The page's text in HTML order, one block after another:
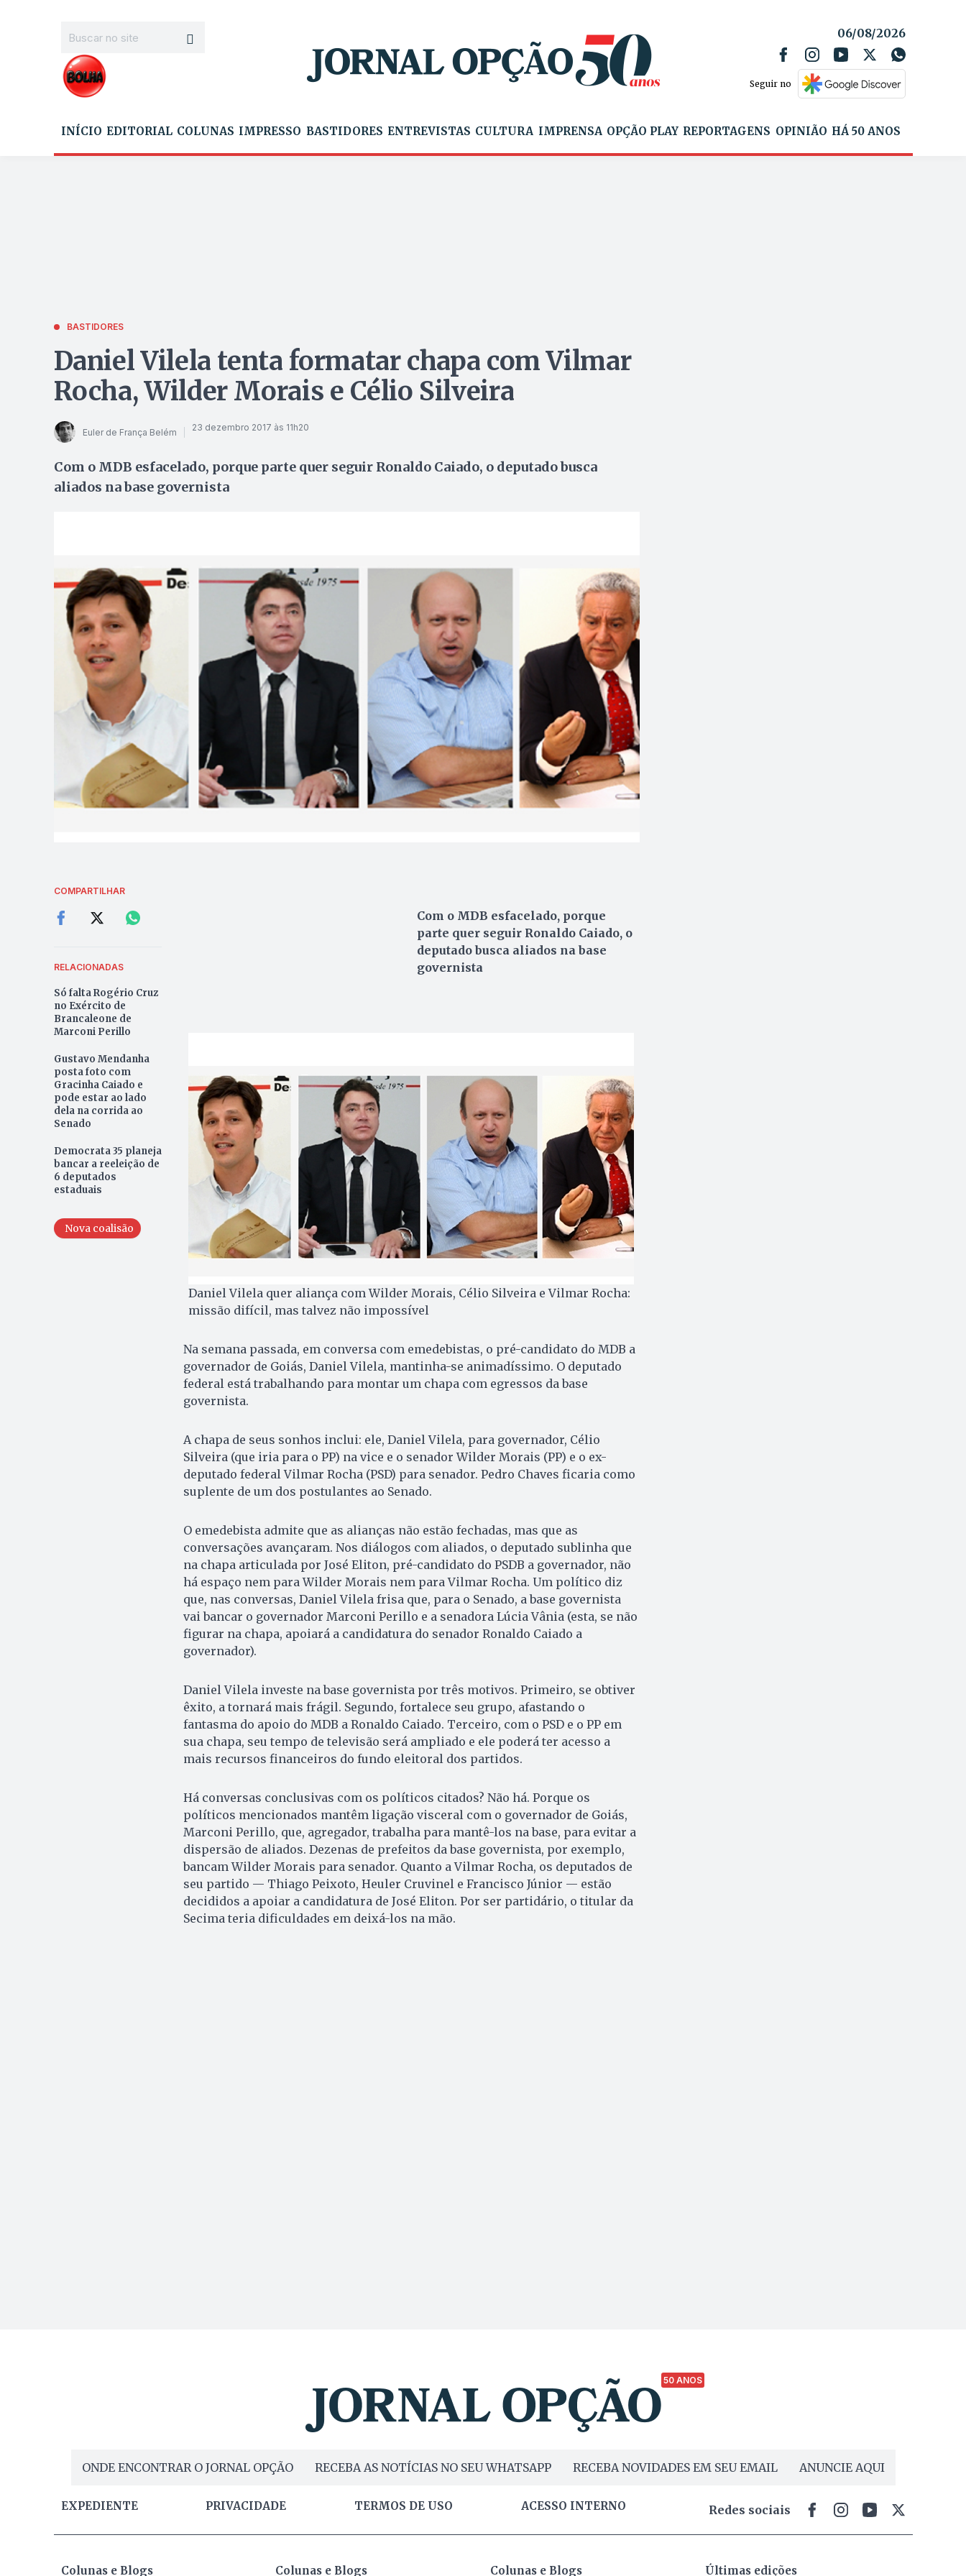
06/08/2026
Seguir no
INÍCIO EDITORIAL COLUNAS IMPRESSO BASTIDORES ENTREVISTAS CULTURA IMPRENSA OPÇÃO PLAY REPORTAGENS OPINIÃO HÁ 50 ANOS
BASTIDORES
Daniel Vilela tenta formatar chapa com Vilmar
Rocha, Wilder Morais e Célio Silveira
Euler de França Belém 23 dezembro 2017 às 11h20
Com o MDB esfacelado, porque parte quer seguir Ronaldo Caiado, o deputado busca
aliados na base governista
COMPARTILHAR
RELACIONADAS
Só falta Rogério Cruz
no Exército de
Brancaleone de
Marconi Perillo
Gustavo Mendanha
posta foto com
Gracinha Caiado e
pode estar ao lado
dela na corrida ao
Senado
Democrata 35 planeja
bancar a reeleição de
6 deputados
estaduais
Nova coalisão
Com o MDB esfacelado, porque
parte quer seguir Ronaldo Caiado, o
deputado busca aliados na base
governista
Daniel Vilela quer aliança com Wilder Morais, Célio Silveira e Vilmar Rocha:
missão difícil, mas talvez não impossível
Na semana passada, em conversa com emedebistas, o pré-candidato do MDB a
governador de Goiás, Daniel Vilela, mantinha-se animadíssimo. O deputado
federal está trabalhando para montar um chapa com egressos da base
governista.
A chapa de seus sonhos inclui: ele, Daniel Vilela, para governador, Célio
Silveira (que iria para o PP) na vice e o senador Wilder Morais (PP) e o ex-
deputado federal Vilmar Rocha (PSD) para senador. Pedro Chaves ficaria como
suplente de um dos postulantes ao Senado.
O emedebista admite que as alianças não estão fechadas, mas que as
conversações avançaram. Nos diálogos com aliados, o deputado sublinha que
na chapa articulada por José Eliton, pré-candidato do PSDB a governador, não
há espaço nem para Wilder Morais nem para Vilmar Rocha. Um político diz
que, nas conversas, Daniel Vilela frisa que, para o Senado, a base governista
vai bancar o governador Marconi Perillo e a senadora Lúcia Vânia (esta, se não
figurar na chapa, apoiará a candidatura do senador Ronaldo Caiado a
governador).
Daniel Vilela investe na base governista por três motivos. Primeiro, se obtiver
êxito, a tornará mais frágil. Segundo, fortalece seu grupo, afastando o
fantasma do apoio do MDB a Ronaldo Caiado. Terceiro, com o PSD e o PP em
sua chapa, seu tempo de televisão será ampliado e ele poderá ter acesso a
mais recursos financeiros do fundo eleitoral dos partidos.
Há conversas conclusivas com os políticos citados? Não há. Porque os
políticos mencionados mantêm ligação visceral com o governador de Goiás,
Marconi Perillo, que, agregador, trabalha para mantê-los na base, para evitar a
dispersão de aliados. Dezenas de prefeitos da base governista, por exemplo,
bancam Wilder Morais para senador. Quanto a Vilmar Rocha, os deputados de
seu partido — Thiago Peixoto, Heuler Cruvinel e Francisco Júnior — estão
decididos a apoiar a candidatura de José Eliton. Por ser partidário, o titular da
Secima teria dificuldades em deixá-los na mão.
50 ANOS
ONDE ENCONTRAR O JORNAL OPÇÃO RECEBA AS NOTÍCIAS NO SEU WHATSAPP RECEBA NOVIDADES EM SEU EMAIL ANUNCIE AQUI
EXPEDIENTE PRIVACIDADE TERMOS DE USO ACESSO INTERNO Redes sociais
Colunas e Blogs Colunas e Blogs Colunas e Blogs Últimas edições